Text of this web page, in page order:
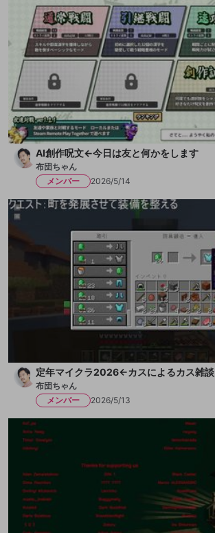
AI創作呪文←今日は友と何かをします
布団ちゃん
メンバー
2026/5/14
定年マイクラ2026←カスによるカス雑談
布団ちゃん
メンバー
2026/5/13